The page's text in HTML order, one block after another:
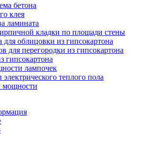
бетона
клея
ламината
кладки по площади стены
для облицовки из гипсокартона
для перегородки из гипсокартона
гипсокартона
лампочек
теплого пола
мощности